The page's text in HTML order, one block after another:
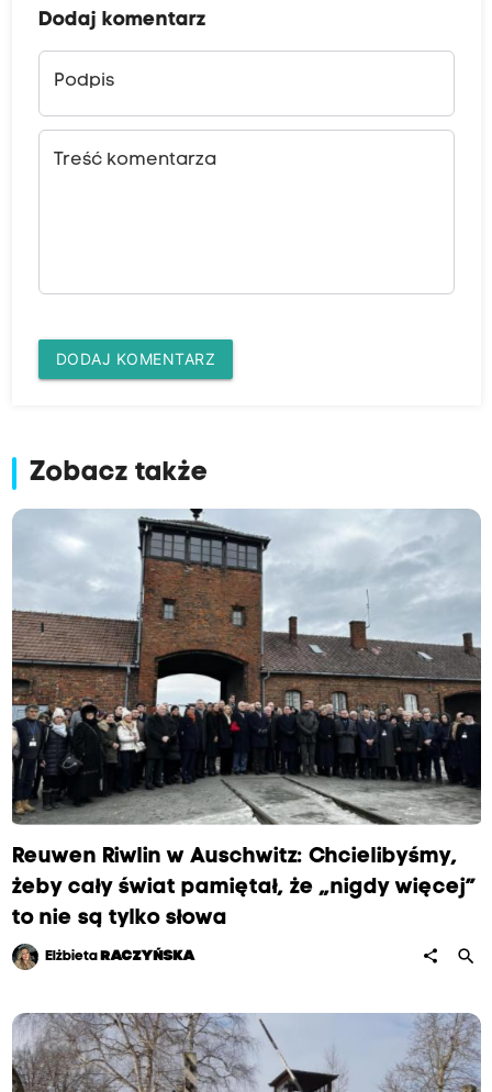
b
c
o
d
a
c
h
r
o
c
Dodaj komentarz
Podpis
Treść komentarza
DODAJ KOMENTARZ
Zobacz także
Reuwen Riwlin w Auschwitz: Chcielibyśmy,
żeby cały świat pamiętał, że „nigdy więcej”
to nie są tylko słowa
Elżbieta RACZYŃSKA share search